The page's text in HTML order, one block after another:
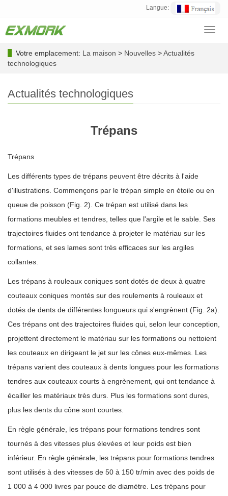
Langue:
Votre emplacement: La maison > Nouvelles >Actualités
technologiques
Actualités technologiques
Trépans
Trépans
Les différents types de trépans peuvent être décrits à l'aide
d'illustrations. Commençons par le trépan simple en étoile ou en
queue de poisson (Fig. 2). Ce trépan est utilisé dans les
formations meubles et tendres, telles que l'argile et le sable. Ses
trajectoires fluides ont tendance à projeter le matériau sur les
formations, et ses lames sont très efficaces sur les argiles
collantes.
Les trépans à rouleaux coniques sont dotés de deux à quatre
couteaux coniques montés sur des roulements à rouleaux et
dotés de dents de différentes longueurs qui s'engrènent (Fig. 2a).
Ces trépans ont des trajectoires fluides qui, selon leur conception,
projettent directement le matériau sur les formations ou nettoient
les couteaux en dirigeant le jet sur les cônes eux-mêmes. Les
trépans varient des couteaux à dents longues pour les formations
tendres aux couteaux courts à engrènement, qui ont tendance à
écailler les matériaux très durs. Plus les formations sont dures,
plus les dents du cône sont courtes.
En règle générale, les trépans pour formations tendres sont
tournés à des vitesses plus élevées et leur poids est bien
inférieur. En règle générale, les trépans pour formations tendres
sont utilisés à des vitesses de 50 à 150 tr/min avec des poids de
1 000 à 4 000 livres par pouce de diamètre. Les trépans pour